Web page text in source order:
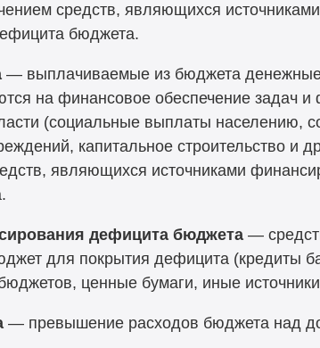
средств, являющихся источниками
бюджета.
— выплачиваемые из бюджета денежные
на финансовое обеспечение задач и
(социальные выплаты населению,
капитальное строительство и
являющихся источниками
дефицита бюджета—
для покрытия дефицита (кредиты
ценные бумаги, иные
— превышение расходов бюджета над